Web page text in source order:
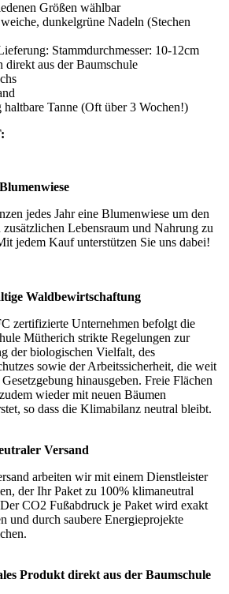
Größen wählbar
dunkelgrüne Nadeln (Stechen
Stammdurchmesser: 10-12cm
direkt aus der Baumschule
haltbare Tanne (Oft über 3 Wochen!)
jedes Jahr eine Blumenwiese um den
zusätzlichen Lebensraum und Nahrung zu
jedem Kauf unterstützen Sie uns dabei!
Waldbewirtschaftung
zertifizierte Unternehmen befolgt die
Mütherich strikte Regelungen zur
der biologischen Vielfalt, des
sowie der Arbeitssicherheit, die weit
hinausgeben. Freie Flächen
wieder mit neuen Bäumen
so dass die Klimabilanz neutral bleibt.
Versand
arbeiten wir mit einem Dienstleister
der Ihr Paket zu 100% klimaneutral
CO2 Fußabdruck je Paket wird exakt
und durch saubere Energieprojekte
Produkt direkt aus der Baumschule